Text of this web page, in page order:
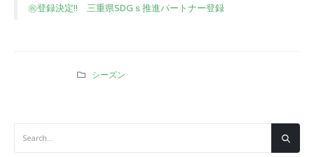
㊗登録決定!! 三重県SDGｓ推進パートナー登録
シーズン